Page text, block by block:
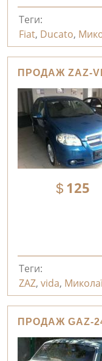
Теги:
Fiat, Ducato,
ПРОДАЖ ZAZ-
125
Теги:
ZAZ, vida,
ПРОДАЖ GAZ-